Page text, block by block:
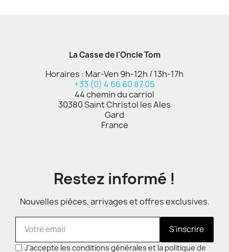
La Casse de l'Oncle Tom
Horaires : Mar-Ven 9h-12h / 13h-17h
+33 (0) 4 66 60 87 05
44 chemin du carriol
30380 Saint Christol les Ales
Gard
France
Restez informé !
Nouvelles pièces, arrivages et offres exclusives.
S'inscrire
J'accepte les conditions générales et la politique de